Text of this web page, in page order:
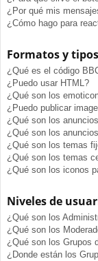
¿Por qué mis
¿Cómo hago para
Formatos y
¿Qué es el código
¿Puedo usar HTML?
¿Qué son los
¿Puedo publicar
¿Qué son los
¿Qué son los
¿Qué son los temas
¿Qué son los temas
¿Qué son los iconos
Niveles de
¿Qué son los
¿Qué son los
¿Qué son los Grupos
¿Donde están los